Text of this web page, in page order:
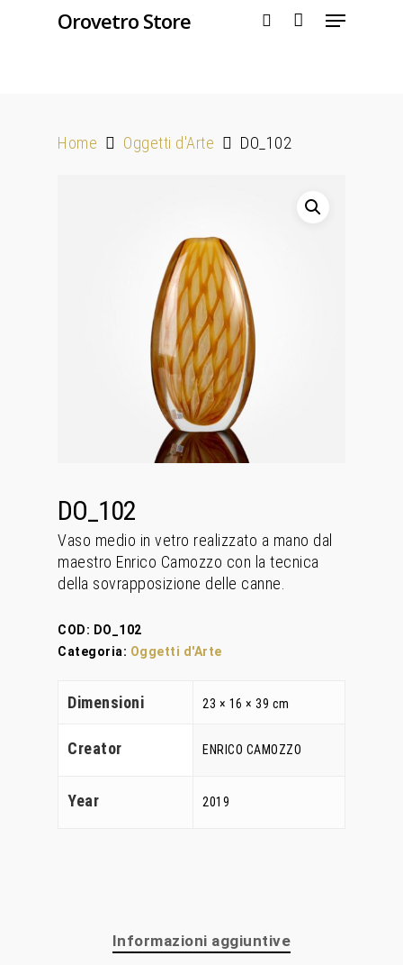
Orovetro Store
Home Oggetti d'Arte DO_102
DO_102
Vaso medio in vetro realizzato a mano dal
maestro Enrico Camozzo con la tecnica
della sovrapposizione delle canne.
COD: DO_102
Categoria: Oggetti d'Arte
Dimensioni 23 × 16 × 39 cm
Creator ENRICO CAMOZZO
Year 2019
Informazioni aggiuntive
Bicchieri